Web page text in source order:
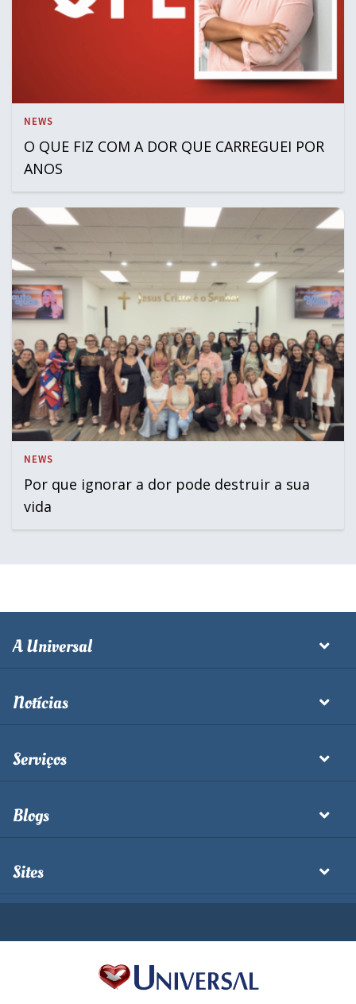
NEWS
O QUE FIZ COM A DOR QUE CARREGUEI POR
ANOS
NEWS
Por que ignorar a dor pode destruir a sua
vida
A Universal
Notícias
Serviços
Blogs
Sites